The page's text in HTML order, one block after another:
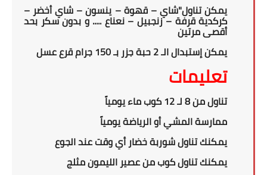
يمكن تناول"شاي – قهوة – ينسون – شاي أخضر –
كركدية قرفة – زنجبيل – نعناع ..... و بدون سكر بحد
أقصى مرتين
يمكن إستبدال الـ 2 حبة جزر بـ 150 جرام قرع عسل
تعليمات
تناول من 8 لـ 12 كوب ماء يومياً
ممارسة المشي أو الرياضة يومياً
يمكنك تناول شوربة خضار أي وقت عند الجوع
يمكنك تناول كوب من عصير الليمون مثلج